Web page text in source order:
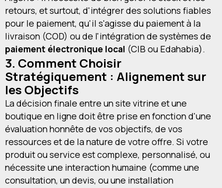
retours, et surtout, d'intégrer des solutions fiables
pour le paiement, qu'il s'agisse du paiement à la
livraison (COD) ou de l'intégration de systèmes de
paiement électronique local (CIB ou Edahabia).
3. Comment Choisir
Stratégiquement : Alignement sur
les Objectifs
La décision finale entre un site vitrine et une
boutique en ligne doit être prise en fonction d'une
évaluation honnête de vos objectifs, de vos
ressources et de la nature de votre offre. Si votre
produit ou service est complexe, personnalisé, ou
nécessite une interaction humaine (comme une
consultation, un devis, ou une installation